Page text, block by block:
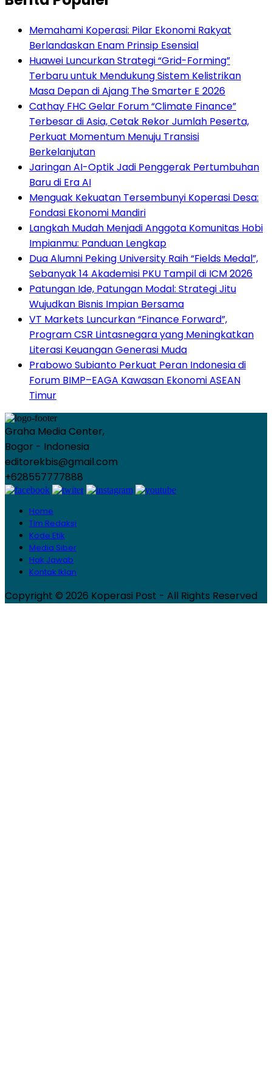
Memahami Koperasi: Pilar Ekonomi Rakyat
Berlandaskan Enam Prinsip Esensial
Huawei Luncurkan Strategi “Grid-Forming”
Terbaru untuk Mendukung Sistem Kelistrikan
Masa Depan di Ajang The Smarter E 2026
Cathay FHC Gelar Forum “Climate Finance”
Terbesar di Asia, Cetak Rekor Jumlah Peserta,
Perkuat Momentum Menuju Transisi
Berkelanjutan
Jaringan AI-Optik Jadi Penggerak Pertumbuhan
Baru di Era AI
Menguak Kekuatan Tersembunyi Koperasi Desa:
Fondasi Ekonomi Mandiri
Langkah Mudah Menjadi Anggota Komunitas Hobi
Impianmu: Panduan Lengkap
Dua Alumni Peking University Raih “Fields Medal”,
Sebanyak 14 Akademisi PKU Tampil di ICM 2026
Patungan Ide, Patungan Modal: Strategi Jitu
Wujudkan Bisnis Impian Bersama
VT Markets Luncurkan “Finance Forward”,
Program CSR Lintasnegara yang Meningkatkan
Literasi Keuangan Generasi Muda
Prabowo Subianto Perkuat Peran Indonesia di
Forum BIMP–EAGA Kawasan Ekonomi ASEAN
Timur
Graha Media Center,
Bogor - Indonesia
editorekbis@gmail.com
+628557777888
Home
Tim Redaksi
Kode Etik
Media Siber
Hak Jawab
Kontak Iklan
Copyright © 2026 Koperasi Post - All Rights Reserved